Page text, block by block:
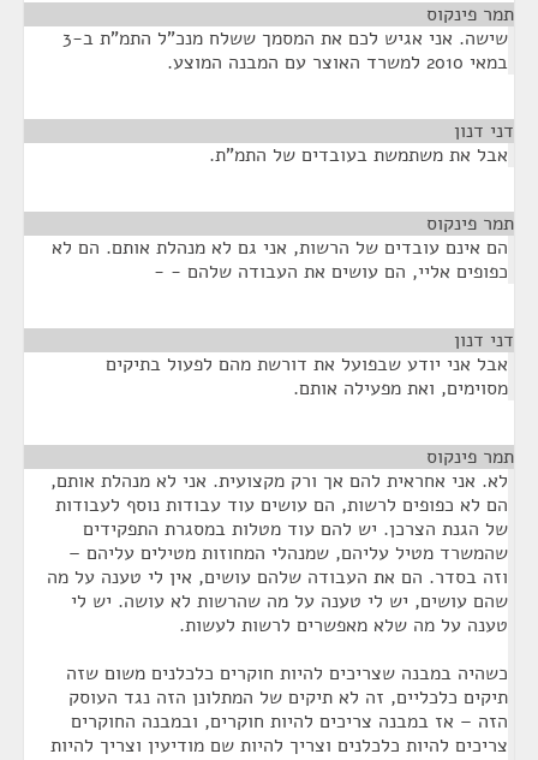
תמר פינקוס
שישה. אני אגיש לכם את המסמך ששלח מנכ"ל התמ"ת ב-3
במאי 2010 למשרד האוצר עם המבנה המוצע.
דני דנון
אבל את משתמשת בעובדים של התמ"ת.
תמר פינקוס
הם אינם עובדים של הרשות, אני גם לא מנהלת אותם. הם לא
כפופים אליי, הם עושים את העבודה שלהם - -
דני דנון
אבל אני יודע שבפועל את דורשת מהם לפעול בתיקים
מסוימים, ואת מפעילה אותם.
תמר פינקוס
לא. אני אחראית להם אך ורק מקצועית. אני לא מנהלת אותם,
הם לא כפופים לרשות, הם עושים עוד עבודות נוסף לעבודות
של הגנת הצרכן. יש להם עוד מטלות במסגרת התפקידים
שהמשרד מטיל עליהם, שמנהלי המחוזות מטילים עליהם –
וזה בסדר. הם את העבודה שלהם עושים, אין לי טענה על מה
שהם עושים, יש לי טענה על מה שהרשות לא עושה. יש לי
טענה על מה שלא מאפשרים לרשות לעשות.
כשהיה במבנה שצריכים להיות חוקרים כלכלנים משום שזה
תיקים כלכליים, זה לא תיקים של המתלונן הזה נגד העוסק
הזה – אז במבנה צריכים להיות חוקרים, ובמבנה החוקרים
צריכים להיות כלכלנים וצריך להיות שם מודיעין וצריך להיות